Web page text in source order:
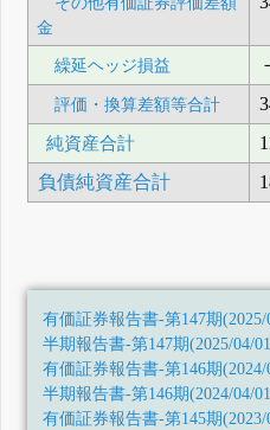
金
繰延ヘッジ損益
評価・換算差額等合計
純資産合計
負債純資産合計
有価証券報告書-第147期(2025/
半期報告書-第147期(2025/04/
有価証券報告書-第146期(2024/
半期報告書-第146期(2024/04/
有価証券報告書-第145期(2023/